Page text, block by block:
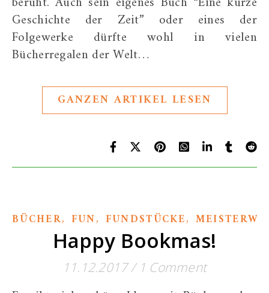
Geschichte der Zeit” oder eines der
Folgewerke dürfte wohl in vielen
Bücherregalen der Welt…
GANZEN ARTIKEL LESEN
BÜCHER, FUN, FUNDSTÜCKE,
Happy Bookmas!
11.12.2017/ 1 Comment